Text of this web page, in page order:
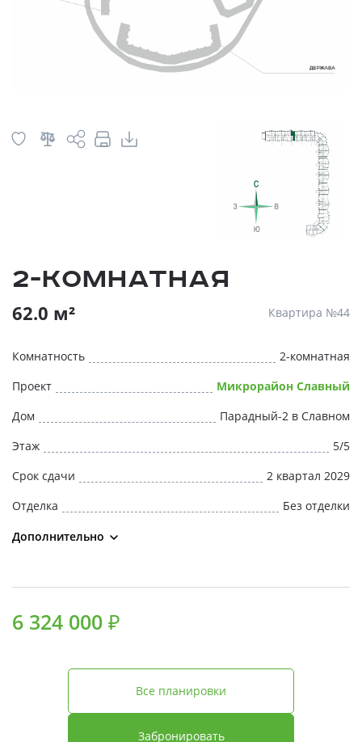
2-комнатная
62.0 м² Квартира №44
Комнатность
2-комнатная
Проект
Микрорайон Славный
Дом
Парадный-2 в Славном
Этаж
5/5
Срок сдачи
2 квартал 2029
Отделка
Без отделки
Дополнительно
6 324 000 ₽
Забронировать
Все планировки